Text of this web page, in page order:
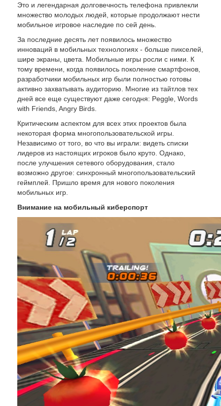
Это и легендарная долговечность телефона привлекли
множество молодых людей, которые продолжают нести
мобильное игровое наследие по сей день.
За последние десять лет появилось множество
инноваций в мобильных технологиях - больше пикселей,
шире экраны, цвета. Мобильные игры росли с ними. К
тому времени, когда появилось поколение смартфонов,
разработчики мобильных игр были полностью готовы
активно захватывать аудиторию. Многие из тайтлов тех
дней все еще существуют даже сегодня: Peggle, Words
with Friends, Angry Birds.
Критическим аспектом для всех этих проектов была
некоторая форма многопользовательской игры.
Независимо от того, во что вы играли: видеть списки
лидеров из настоящих игроков было круто. Однако,
после улучшения сетевого оборудования, стало
возможно другое: синхронный многопользовательский
геймплей. Пришло время для нового поколения
мобильных игр.
Внимание на мобильный киберспорт